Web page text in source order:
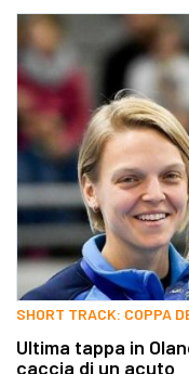
SHORT TRACK: COPPA
Ultima tappa in
caccia di un acuto